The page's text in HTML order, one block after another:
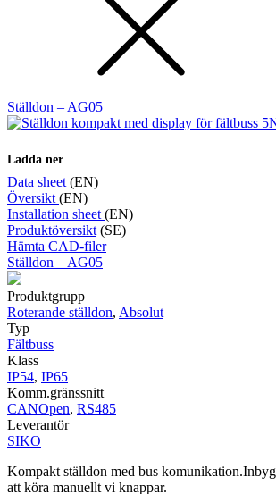
Ställdon – AG05
Ladda ner
Data sheet (EN)
Översikt (EN)
Installation sheet (EN)
Produktöversikt (SE)
Hämta CAD-filer
Ställdon – AG05
Produktgrupp
Roterande ställdon, Absolut
Typ
Fältbuss
Klass
IP54, IP65
Komm.gränssnitt
CANOpen, RS485
Leverantör
SIKO
Kompakt ställdon med bus
att köra manuellt vi knappar.